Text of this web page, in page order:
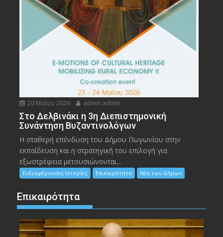
20 Μαΐου 2026 admin admin
Στο Δελβινάκι η 3η Διεπιστημονική
Συνάντηση Βυζαντινολόγων
Η σταθερή επένδυση του Δήμου Πωγωνίου στην
εκπαίδευση και η στρατηγική του επιλογή για
εξωστρέφεια μετουσιώνονται...
Ενδιαφέρουσες Ιστορίες Επικαιρότητα Νέα των Δήμων
Επικαιρότητα